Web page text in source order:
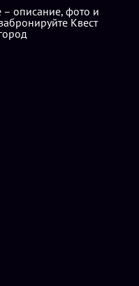
– описание, фото и
Квест